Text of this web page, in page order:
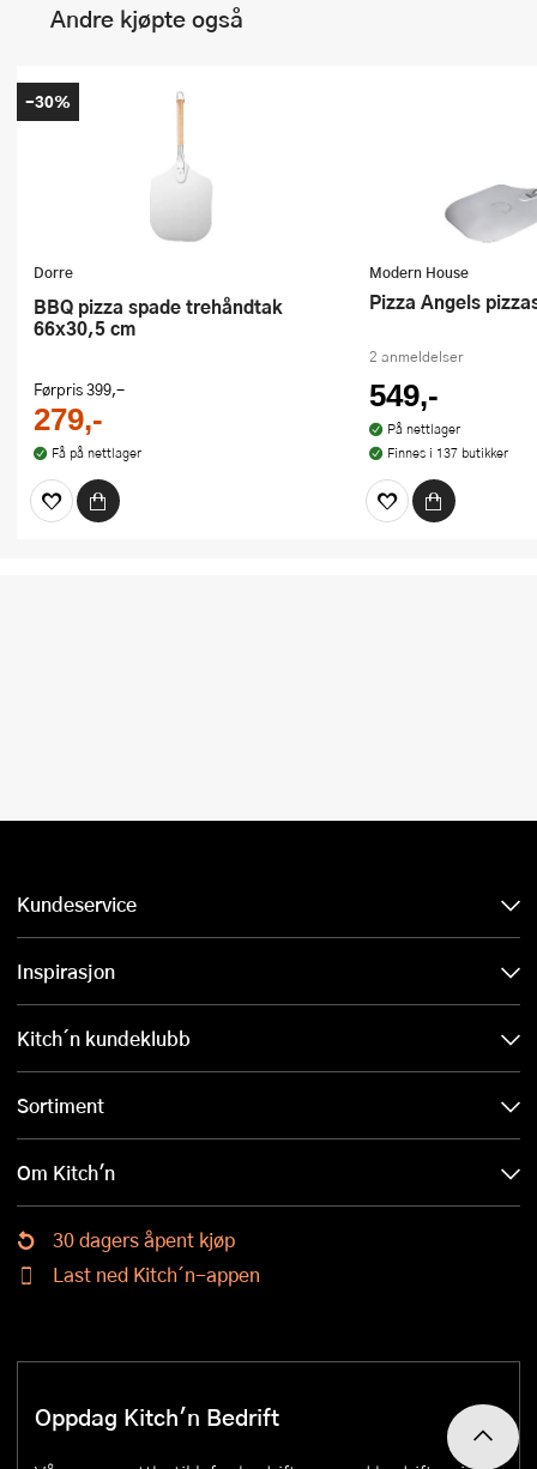
Andre kjøpte også
Dorre
BBQ pizza spade trehåndtak
66x30,5 cm
Førpris399,-
279,-
Få på nettlager
-30%
Modern House
Pizza Angels
2 anmeldelser
549,-
På nettlager
Finnes i 137 butikker
Kundeservice
Inspirasjon
Kitch´n kundeklubb
Sortiment
Om Kitch'n
30 dagers åpent kjøp
Last ned Kitch´n-appen
Oppdag Kitch'n Bedrift